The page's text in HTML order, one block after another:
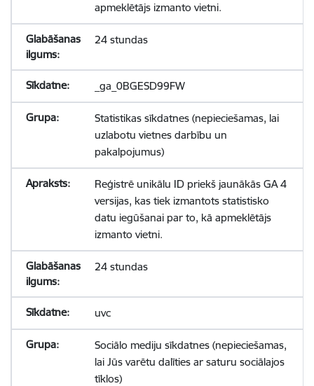
apmeklētājs izmanto vietni.
24 stundas
_ga_0BGESD99FW
Statistikas sīkdatnes (nepieciešamas, lai
uzlabotu vietnes darbību un
pakalpojumus)
Reģistrē unikālu ID priekš jaunākās GA 4
versijas, kas tiek izmantots statistisko
datu iegūšanai par to, kā apmeklētājs
izmanto vietni.
24 stundas
uvc
Sociālo mediju sīkdatnes (nepieciešamas,
lai Jūs varētu dalīties ar saturu sociālajos
tīklos)